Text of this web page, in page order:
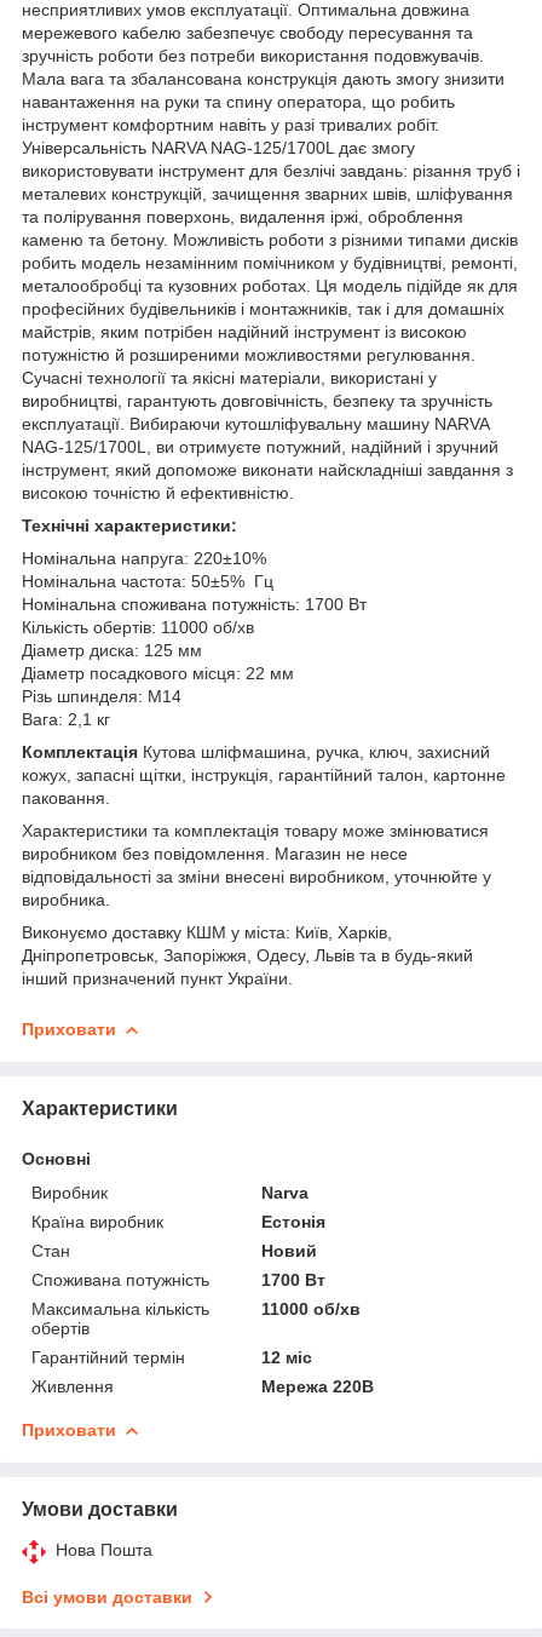
несприятливих умов експлуатації. Оптимальна довжина
мережевого кабелю забезпечує свободу пересування та
зручність роботи без потреби використання подовжувачів.
Мала вага та збалансована конструкція дають змогу знизити
навантаження на руки та спину оператора, що робить
інструмент комфортним навіть у разі тривалих робіт.
Універсальність NARVA NAG-125/1700L дає змогу
використовувати інструмент для безлічі завдань: різання труб і
металевих конструкцій, зачищення зварних швів, шліфування
та полірування поверхонь, видалення іржі, оброблення
каменю та бетону. Можливість роботи з різними типами дисків
робить модель незамінним помічником у будівництві, ремонті,
металообробці та кузовних роботах. Ця модель підійде як для
професійних будівельників і монтажників, так і для домашніх
майстрів, яким потрібен надійний інструмент із високою
потужністю й розширеними можливостями регулювання.
Сучасні технології та якісні матеріали, використані у
виробництві, гарантують довговічність, безпеку та зручність
експлуатації. Вибираючи кутошліфувальну машину NARVA
NAG-125/1700L, ви отримуєте потужний, надійний і зручний
інструмент, який допоможе виконати найскладніші завдання з
високою точністю й ефективністю.
Технічні характеристики:
Номінальна напруга: 220±10%
Номінальна частота: 50±5% Гц
Номінальна споживана потужність: 1700 Вт
Кількість обертів: 11000 об/хв
Діаметр диска: 125 мм
Діаметр посадкового місця: 22 мм
Різь шпинделя: M14
Вага: 2,1 кг
Комплектація Кутова шліфмашина, ручка, ключ, захисний
кожух, запасні щітки, інструкція, гарантійний талон, картонне
паковання.
Характеристики та комплектація товару може змінюватися
виробником без повідомлення. Магазин не несе
відповідальності за зміни внесені виробником, уточнюйте у
виробника.
Виконуємо доставку КШМ у міста: Київ, Харків,
Дніпропетровськ, Запоріжжя, Одесу, Львів та в будь-який
інший призначений пункт України.
Приховати
Характеристики
Основні
Виробник
Narva
Країна виробник
Естонія
Стан
Новий
Споживана потужність
1700 Вт
Максимальна кількість
обертів
11000 об/хв
Гарантійний термін
12 міс
Живлення
Мережа 220В
Приховати
Умови доставки
Нова Пошта
Всі умови доставки